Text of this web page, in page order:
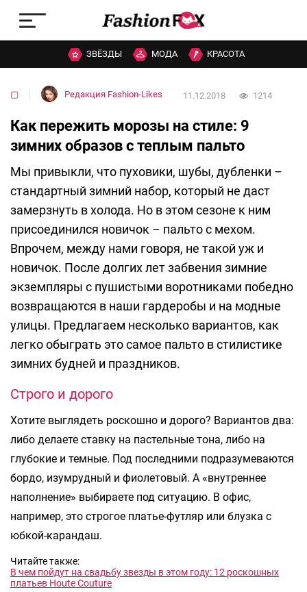
ЗВЁЗДЫ МОДА КРАСОТА
▢ Редакция Fashion-Likes 11.12.2018 1214
Как пережить морозы на стиле: 9
зимних образов с теплым пальто
Мы привыкли, что пуховики, шубы, дубленки –
стандартный зимний набор, который не даст
замерзнуть в холода. Но в этом сезоне к ним
присоединился новичок – пальто с мехом.
Впрочем, между нами говоря, не такой уж и
новичок. После долгих лет забвения зимние
экземпляры с пушистыми воротниками победно
возвращаются в наши гардеробы и на модные
улицы. Предлагаем несколько вариантов, как
легко обыграть это самое пальто в стилистике
зимних будней и праздников.
Строго и дорого
Хотите выглядеть роскошно и дорого? Вариантов два:
либо делаете ставку на пастельные тона, либо на
глубокие и темные. Под последними подразумеваются
бордо, изумрудный и фиолетовый. А «внутреннее
наполнение» выбираете под ситуацию. В офис,
например, это строгое платье-футляр или блузка с
юбкой-карандаш.
Читайте также:
В чем пойдут на свадьбу звезды в этом году: 12 роскошных
платьев Houte Couture